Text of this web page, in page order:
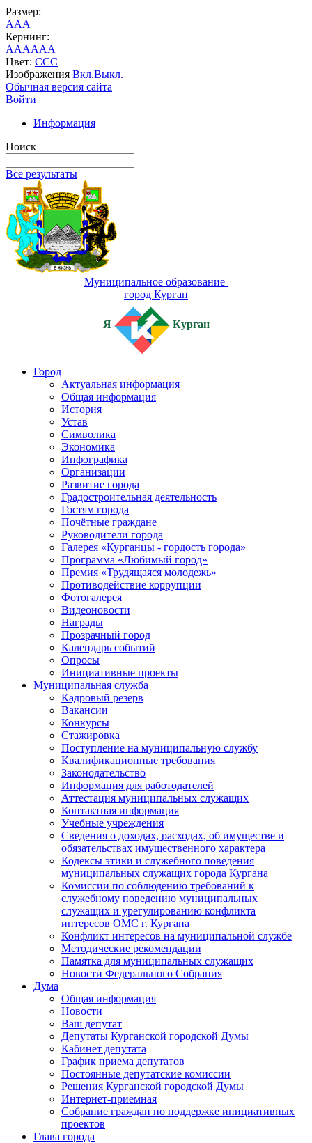
Размер:
AAA
Кернинг:
AAAAAA
Цвет: CCC
Изображения Вкл.Выкл.
Обычная версия сайта
Войти
Информация
Поиск
Все результаты
Муниципальное образование
город Курган
Я Курган
Город
Актуальная информация
Общая информация
История
Устав
Символика
Экономика
Инфографика
Организации
Развитие города
Градостроительная деятельность
Гостям города
Почётные граждане
Руководители города
Галерея «Курганцы - гордость города»
Программа «Любимый город»
Премия «Трудящаяся молодежь»
Противодействие коррупции
Фотогалерея
Видеоновости
Награды
Прозрачный город
Календарь событий
Опросы
Инициативные проекты
Муниципальная служба
Кадровый резерв
Вакансии
Конкурсы
Стажировка
Поступление на муниципальную службу
Квалификационные требования
Законодательство
Информация для работодателей
Аттестация муниципальных служащих
Контактная информация
Учебные учреждения
Сведения о доходах, расходах, об имуществе и
обязательствах имущественного характера
Кодексы этики и служебного поведения
муниципальных служащих города Кургана
Комиссии по соблюдению требований к
служебному поведению муниципальных
служащих и урегулированию конфликта
интересов ОМС г. Кургана
Конфликт интересов на муниципальной службе
Методические рекомендации
Памятка для муниципальных служащих
Новости Федерального Cобрания
Дума
Общая информация
Новости
Ваш депутат
Депутаты Курганской городской Думы
Кабинет депутата
График приема депутатов
Постоянные депутатские комиссии
Решения Курганской городской Думы
Интернет-приемная
Собрание граждан по поддержке инициативных
проектов
Глава города